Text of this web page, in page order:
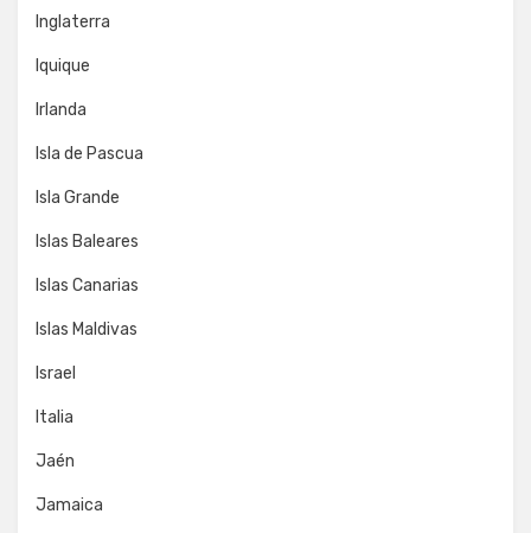
Inglaterra
Iquique
Irlanda
Isla de Pascua
Isla Grande
Islas Baleares
Islas Canarias
Islas Maldivas
Israel
Italia
Jaén
Jamaica